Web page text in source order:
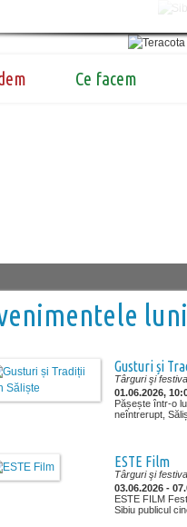
Ce facem
Gusturi și
Târguri şi
01.06.2026,
Pășește într-o
neîntrerupt,
ESTE Film
Târguri şi
03.06.2026 -
ESTE FILM
Sibiu publicul